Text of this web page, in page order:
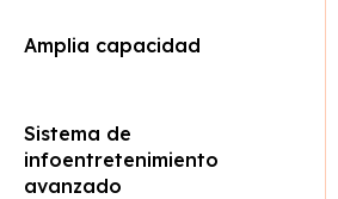
Amplia capacidad
Sistema de
infoentretenimiento
avanzado